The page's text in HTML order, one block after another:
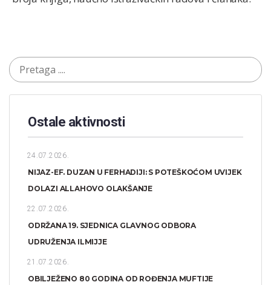
Ostale aktivnosti
24.07.2026.
NIJAZ-EF. DUZAN U FERHADIJI: S POTEŠKOĆOM UVIJEK
DOLAZI ALLAHOVO OLAKŠANJE
22.07.2026.
ODRŽANA 19. SJEDNICA GLAVNOG ODBORA
UDRUŽENJA ILMIJJE
21.07.2026.
OBILJEŽENO 80 GODINA OD ROĐENJA MUFTIJE